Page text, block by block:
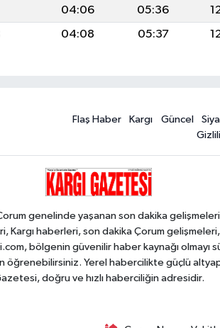
04:06 05:36
04:08 05:37
Flaş Haber Kargı Güncel
genelinde yaşanan son dakika
Kargı haberleri, son dakika Çorum
bölgenin güvenilir haber kaynağı olmayı
Yerel habercilikte güçlü
doğru ve hızlı haberciliğin adresidir.